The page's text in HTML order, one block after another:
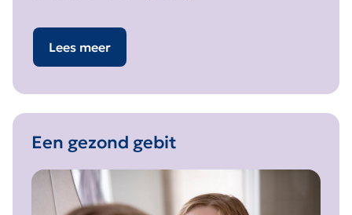
Lees meer
Een gezond gebit